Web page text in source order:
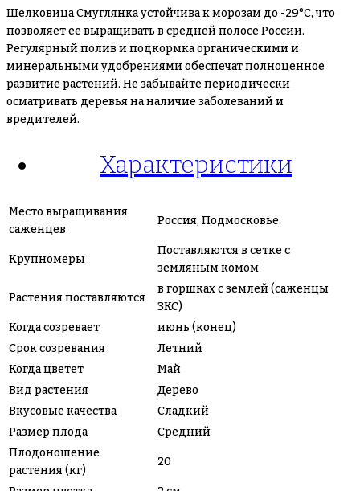
Шелковица Смуглянка устойчива к морозам до -29°С, что
позволяет ее выращивать в средней полосе России.
Регулярный полив и подкормка органическими и
минеральными удобрениями обеспечат полноценное
развитие растений. Не забывайте периодически
осматривать деревья на наличие заболеваний и
вредителей.
Характеристики
Место выращивания
саженцев
Россия, Подмосковье
Крупномеры
Поставляются в сетке с
земляным комом
Растения поставляются
в горшках с землей (саженцы
ЗКС)
Когда созревает
июнь (конец)
Срок созревания
Летний
Когда цветет
Май
Вид растения
Дерево
Вкусовые качества
Сладкий
Размер плода
Средний
Плодоношение
растения (кг)
20